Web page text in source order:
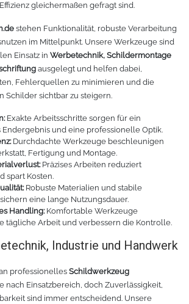
Schneideplotter
und Kleber
3D Drucker Zubehör
gleichermaßen gefragt sind.
stehen Funktionalität, robuste Verarbeitung
im Mittelpunkt. Unsere Werkzeuge sind
Einsatz in Werbetechnik, Schildermontage
ausgelegt und helfen dabei,
Fehlerquellen zu minimieren und die
Schilder sichtbar zu steigern.
Exakte Arbeitsschritte sorgen für ein
und eine professionelle Optik.
Durchdachte Werkzeuge beschleunigen
Fertigung und Montage.
Präzises Arbeiten reduziert
spart Kosten.
Robuste Materialien und stabile
eine lange Nutzungsdauer.
Handling:Komfortable Werkzeuge
tägliche Arbeit und verbessern die Kontrolle.
Industrie und Handwerk
professionelles Schildwerkzeug
nach Einsatzbereich, doch Zuverlässigkeit,
sind immer entscheidend. Unsere